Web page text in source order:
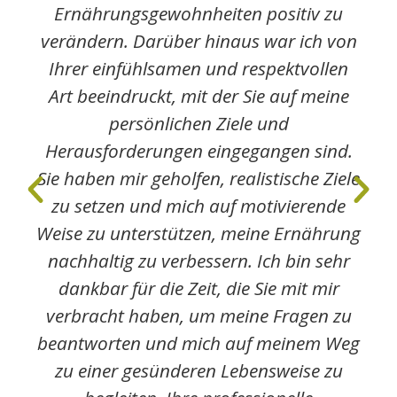
Ernährungsgewohnheiten positiv zu
verändern. Darüber hinaus war ich von
Ihrer einfühlsamen und respektvollen
Art beeindruckt, mit der Sie auf meine
persönlichen Ziele und
Herausforderungen eingegangen sind.
Sie haben mir geholfen, realistische Ziele
zu setzen und mich auf motivierende
Weise zu unterstützen, meine Ernährung
nachhaltig zu verbessern. Ich bin sehr
dankbar für die Zeit, die Sie mit mir
verbracht haben, um meine Fragen zu
beantworten und mich auf meinem Weg
zu einer gesünderen Lebensweise zu